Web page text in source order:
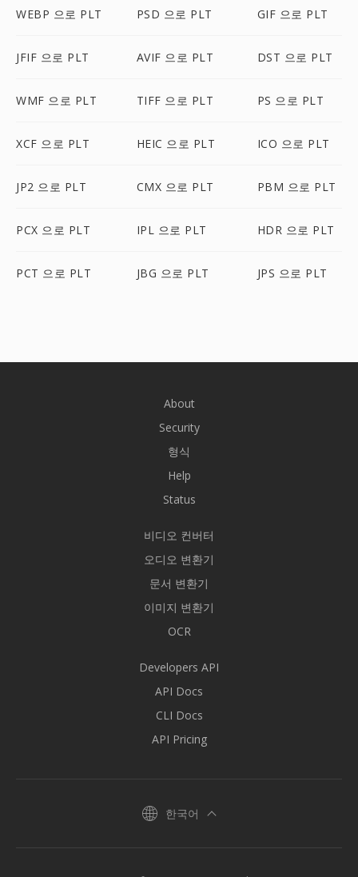
WEBP 으로 PLT PSD 으로 PLT GIF 으로 PLT
JFIF 으로 PLT AVIF 으로 PLT DST 으로 PLT
WMF 으로 PLT TIFF 으로 PLT PS 으로 PLT
XCF 으로 PLT HEIC 으로 PLT ICO 으로 PLT
JP2 으로 PLT CMX 으로 PLT PBM 으로 PLT
PCX 으로 PLT IPL 으로 PLT HDR 으로 PLT
PCT 으로 PLT JBG 으로 PLT JPS 으로 PLT
About
Security
형식
Help
Status
비디오 컨버터
오디오 변환기
문서 변환기
이미지 변환기
OCR
Developers API
API Docs
CLI Docs
API Pricing
한국어